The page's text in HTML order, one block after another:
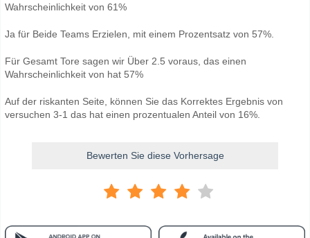
Wahrscheinlichkeit von 61%
Ja für Beide Teams Erzielen, mit einem Prozentsatz von 57%.
Für Gesamt Tore sagen wir Über 2.5 voraus, das einen
Wahrscheinlichkeit von hat 57%
Auf der riskanten Seite, können Sie das Korrektes Ergebnis von
versuchen 3-1 das hat einen prozentualen Anteil von 16%.
Bewerten Sie diese Vorhersage